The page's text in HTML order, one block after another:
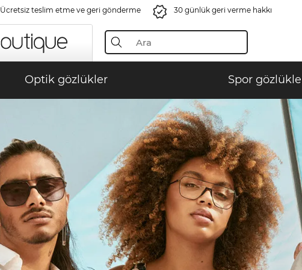
Ücretsiz teslim etme ve geri gönderme 30 günlük geri verme hakkı
Optik gözlükler Spor